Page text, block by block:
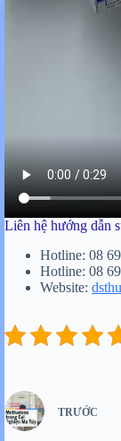
Liên hệ hướng dẫn
Hotline: 08
Hotline: 08
Website:
TRƯỚC